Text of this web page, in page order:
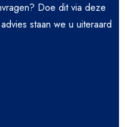
Doe dit via deze
staan we u uiteraard